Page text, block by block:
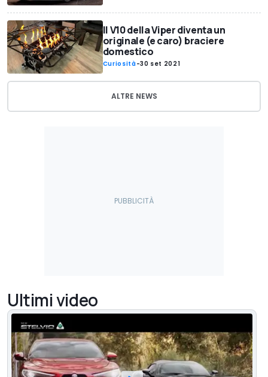
Il V10 della Viper diventa un
originale (e caro) braciere
domestico
Curiosità-30 set 2021
ALTRE NEWS
Ultimi video